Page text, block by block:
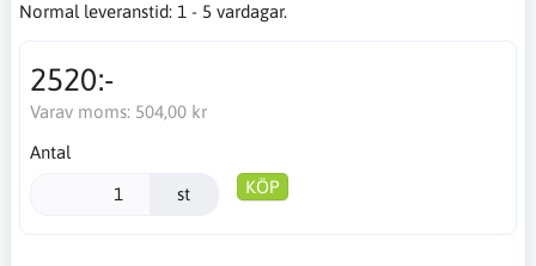
Normal leveranstid: 1 - 5 vardagar.
2520:-
Varav moms: 504,00 kr
Antal
st KÖP